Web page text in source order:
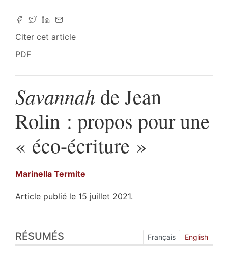
Citer cet article
PDF
Savannah de Jean
Rolin : propos pour une
« éco-écriture »
Marinella Termite
Article publié le 15 juillet 2021.
Index
Plan
RÉSUMÉS Français English